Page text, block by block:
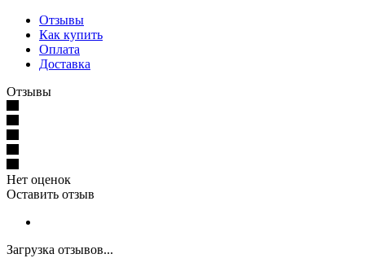
Отзывы
Как купить
Оплата
Доставка
Отзывы
Нет оценок
Оставить отзыв
Загрузка отзывов...